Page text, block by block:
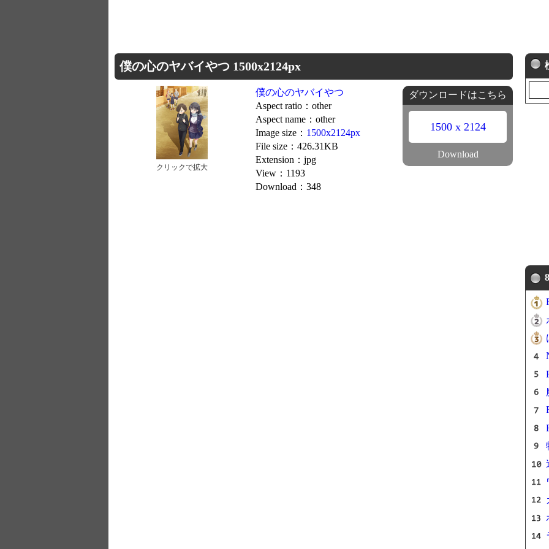
僕の心のヤバイやつ 1500x2124px
クリックで拡大
僕の心のヤバイやつ
Aspect ratio：other
Aspect name：other
Image size： 1500x2124px
File size：426.31KB
Extension：jpg
View：1193
Download：348
ダウンロードはこちら
1500 x 2124
Download